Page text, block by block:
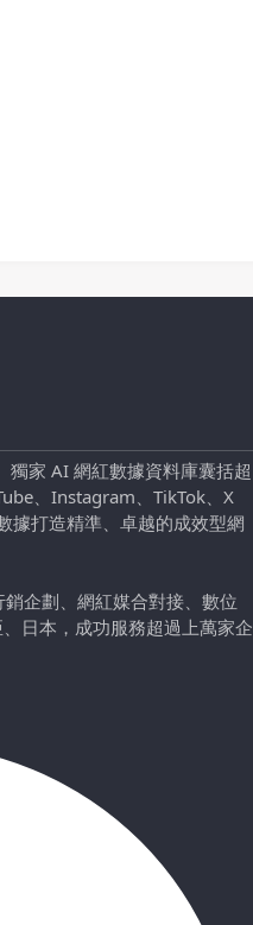
家 AI 網紅數據資料庫囊括超
、Instagram、TikTok、X
據打造精準、卓越的成效型網
企劃、網紅媒合對接、數位
日本，成功服務超過上萬家企